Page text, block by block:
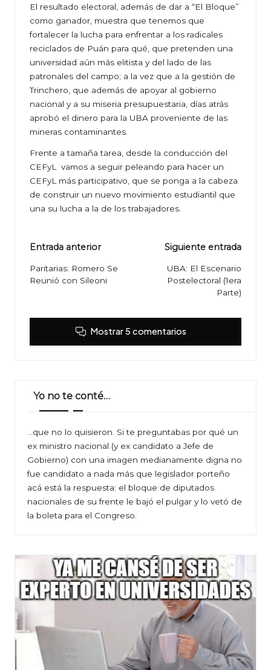
El resultado electoral, además de dar a “El Bloque”
como ganador, muestra que tenemos que
fortalecer la lucha para enfrentar a los radicales
reciclados de Puán para qué, que pretenden una
universidad aún más elitista y del lado de las
patronales del campo; a la vez que a la gestión de
Trinchero, que además de apoyar al gobierno
nacional y a su miseria presupuestaria, días atrás
aprobó el dinero para la UBA proveniente de las
mineras contaminantes.
Frente a tamaña tarea, desde la conducción del
CEFyL vamos a seguir peleando para hacer un
CEFyL más participativo, que se ponga a la cabeza
de construir un nuevo movimiento estudiantil que
una su lucha a la de los trabajadores.
Navegación
de
entradas
Entrada anterior
Paritarias: Romero Se
Reunió con Sileoni
Siguiente entrada
UBA: El Escenario
Postelectoral (1era
Parte)
Mostrar 5 comentarios
Yo no te conté…
…que no lo quisieron. Si te preguntabas por qué un
ex ministro nacional (y ex candidato a Jefe de
Gobierno) con una imagen medianamente digna no
fue candidato a nada más que legislador porteño
acá está la respuesta: el bloque de diputados
nacionales de su frente le bajó el pulgar y lo vetó de
la boleta para el Congreso.